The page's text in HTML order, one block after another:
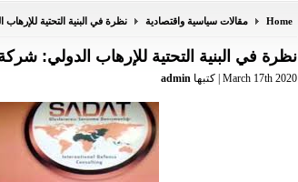
Home مقالات سياسية واقتصادية نظرة في البنية التحتية
نظرة في البنية التحتية للإرهاب الدولي:
March 17th 2020 | كتبها admin